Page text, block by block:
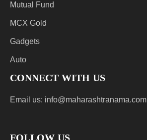
Mutual Fund
MCX Gold
Gadgets
Auto
CONNECT WITH US
Email us: info@maharashtranama.com